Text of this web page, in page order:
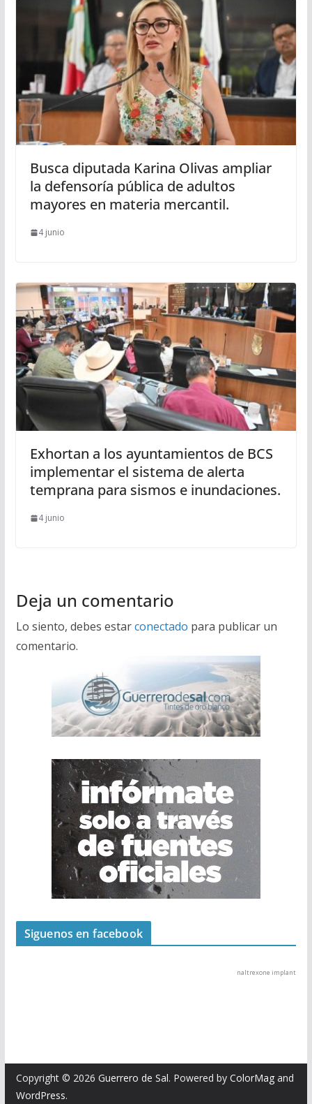
Busca diputada Karina Olivas ampliar
la defensoría pública de adultos
mayores en materia mercantil.
4 junio
Exhortan a los ayuntamientos de BCS
implementar el sistema de alerta
temprana para sismos e inundaciones.
4 junio
Deja un comentario
Lo siento, debes estarconectado para publicar un
comentario.
Siguenos en facebook
naltrexone implant
Copyright © 2026 Guerrero de Sal. Powered by ColorMagand
WordPress.